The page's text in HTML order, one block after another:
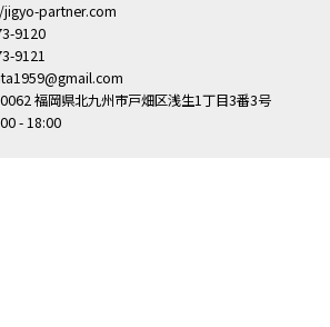
partner.com
9120
9121
福岡県北九州市戸畑区浅生1丁目3番3号
- 18:00